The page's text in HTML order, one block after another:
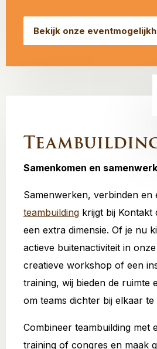
Bekijk onze
Samenkomen en
Samenwerken, verbinden en
teambuilding krijgt bij Kontakt
een extra dimensie. Of je nu
actieve buitenactiviteit in
creatieve workshop of een
training, wij bieden de ruimte
om teams dichter bij elkaar te
Combineer teambuilding met
training of congres en maak